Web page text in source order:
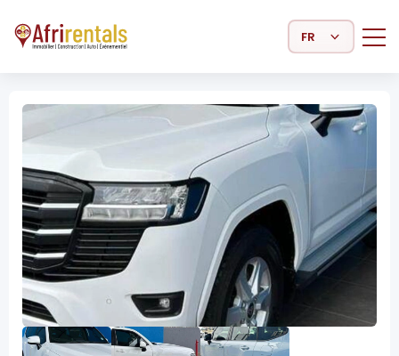
Select Language